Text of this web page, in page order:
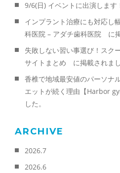
9/6(日) イベントに出演します
インプラント治療にも対応し
科医院 – アダチ歯科医院 に
失敗しない習い事選び！スク
サイトまとめ に掲載されまし
香椎で地域最安値のパーソナ
エットが続く理由【Harbor
した。
ARCHIVE
2026.7
2026.6